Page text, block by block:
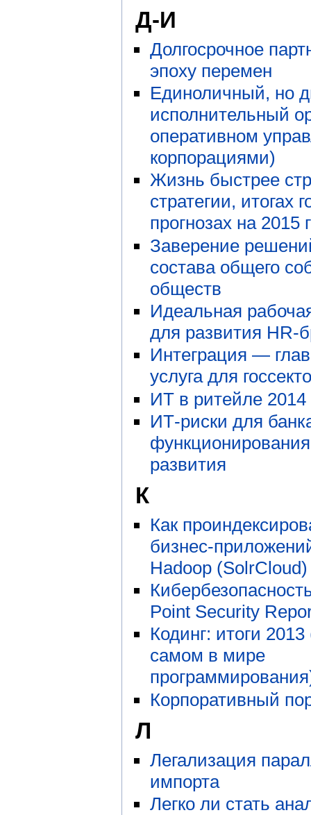
Д-И
Долгосрочное
эпоху перемен
Единоличный, но
исполнительный
оперативном
корпорациями)
Жизнь быстрее
стратегии, итогах
прогнозах на 2015
Заверение
состава общего
обществ
Идеальная
для развития HR-
Интеграция —
услуга для
ИТ в ритейле 2014
ИТ-риски для
развития
К
Как
бизнес-
Hadoop (SolrCloud)
Point Security
Кодинг: итоги
самом в мире
Корпоративный
Л
Легализация
импорта
Легко ли стать